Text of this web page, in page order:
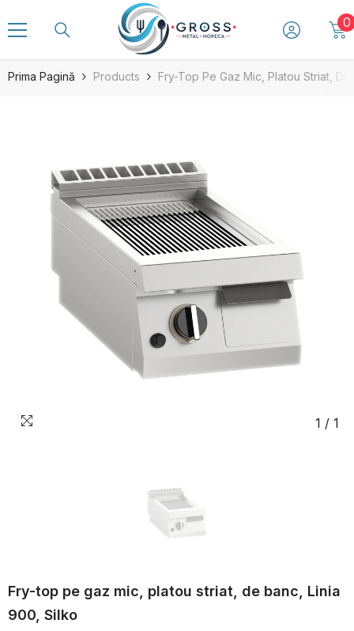
00
Prima Pagină Products Fry-Top Pe Gaz Mic, Platou Striat,
1 / 1
Fry-top pe gaz mic, platou striat, de banc, Linia
900, Silko